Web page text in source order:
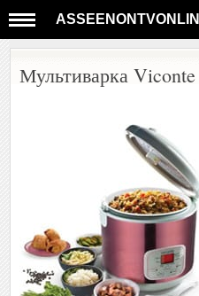
Мультиварка